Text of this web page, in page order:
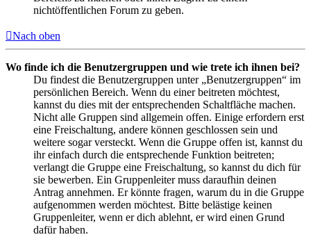
nichtöffentlichen Forum zu geben.
Nach oben
Wo finde ich die Benutzergruppen und wie trete ich ihnen bei?
Du findest die Benutzergruppen unter „Benutzergruppen“ im
persönlichen Bereich. Wenn du einer beitreten möchtest,
kannst du dies mit der entsprechenden Schaltfläche machen.
Nicht alle Gruppen sind allgemein offen. Einige erfordern erst
eine Freischaltung, andere können geschlossen sein und
weitere sogar versteckt. Wenn die Gruppe offen ist, kannst du
ihr einfach durch die entsprechende Funktion beitreten;
verlangt die Gruppe eine Freischaltung, so kannst du dich für
sie bewerben. Ein Gruppenleiter muss daraufhin deinen
Antrag annehmen. Er könnte fragen, warum du in die Gruppe
aufgenommen werden möchtest. Bitte belästige keinen
Gruppenleiter, wenn er dich ablehnt, er wird einen Grund
dafür haben.